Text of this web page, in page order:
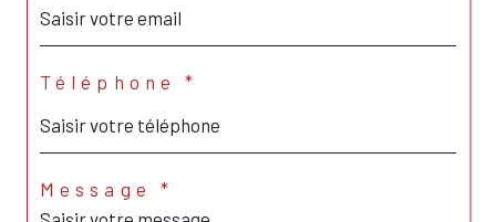
Téléphone *
Message *